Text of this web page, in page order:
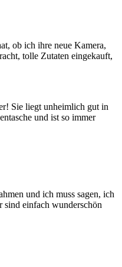
ob ich ihre neue Kamera,
tolle Zutaten eingekauft,
Sie liegt unheimlich gut in
und ist so immer
und ich muss sagen, ich
einfach wunderschön